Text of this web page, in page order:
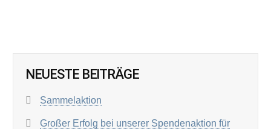
NEUESTE BEITRÄGE
Sammelaktion
Großer Erfolg bei unserer Spendenaktion für